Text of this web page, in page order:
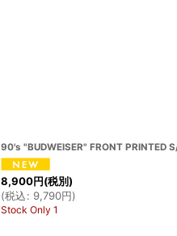
90's "BUDWEISER" FRONT PRINTED
8,900円(税別)
(税込: 9,790円)
Stock Only 1